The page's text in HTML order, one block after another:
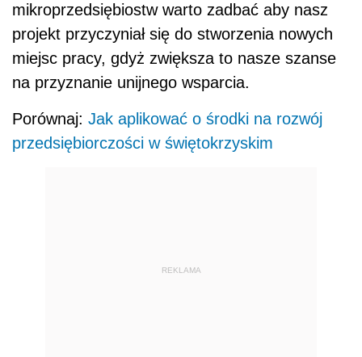
mikroprzedsiębiostw warto zadbać aby nasz
projekt przyczyniał się do stworzenia nowych
miejsc pracy, gdyż zwiększa to nasze szanse
na przyznanie unijnego wsparcia.
Porównaj: Jak aplikować o środki na rozwój
przedsiębiorczości w świętokrzyskim
REKLAMA